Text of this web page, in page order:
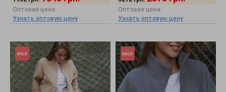
Оптовая цена:
Узнать оптовую цену
Оптовая цена:
Узнать оптовую цену